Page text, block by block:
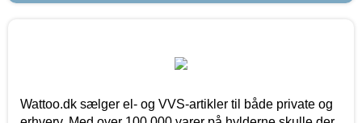
Wattoo.dk sælger el- og VVS-artikler til både private og